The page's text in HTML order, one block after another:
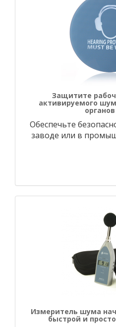
Защитите
активируемого
Обеспечьте
заводе или в
Измеритель шума
быстрой и